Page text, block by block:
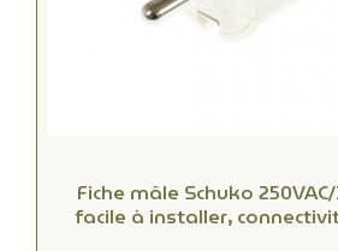
Fiche mâle Schuko
facile à installer,